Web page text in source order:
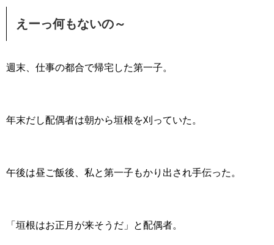
えーっ何もないの～
週末、仕事の都合で帰宅した第一子。
年末だし配偶者は朝から垣根を刈っていた。
午後は昼ご飯後、私と第一子もかり出され手伝った。
「垣根はお正月が来そうだ」と配偶者。